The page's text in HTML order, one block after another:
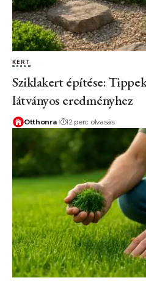
KERT
Sziklakert építése:
látványos eredményhez
Otthonra 12 perc olvasás